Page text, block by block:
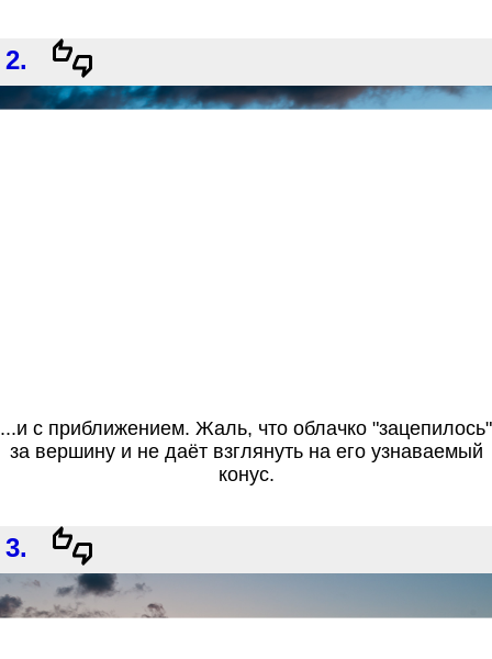
2.
...и с приближением. Жаль, что облачко "зацепилось"
за вершину и не даёт взглянуть на его узнаваемый
конус.
3.